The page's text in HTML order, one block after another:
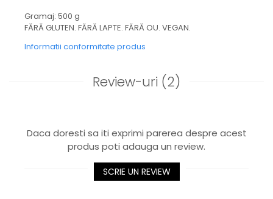
Gramaj: 500 g
FĂRĂ GLUTEN. FĂRĂ LAPTE. FĂRĂ OU. VEGAN.
Informatii conformitate produs
Review-uri (2)
Daca doresti sa iti exprimi parerea despre acest
produs poti adauga un review.
SCRIE UN REVIEW